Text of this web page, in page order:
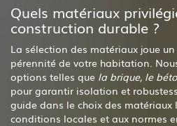
Quels matériaux
construction durable ?
La sélection des matériaux joue
pérennité de votre habitation.
options telles que la brique, le
pour garantir isolation et
guide dans le choix des matériaux
conditions locales et aux normes